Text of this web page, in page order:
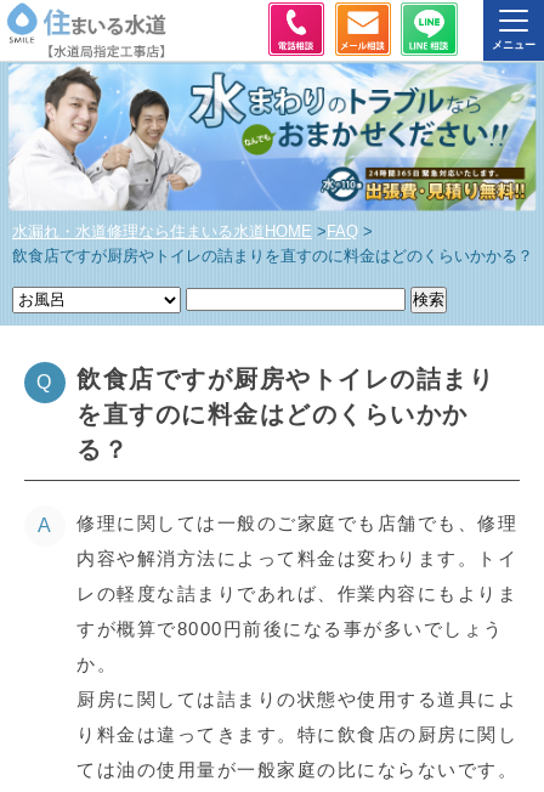
水漏れ・水道修理なら住まいる水道HOME > FAQ >
飲食店ですが厨房やトイレの詰まりを直すのに料金はどのくらいかかる？
Q
飲食店ですが厨房やトイレの詰まり
を直すのに料金はどのくらいかか
る？
A
修理に関しては一般のご家庭でも店舗でも、修理
内容や解消方法によって料金は変わります。トイ
レの軽度な詰まりであれば、作業内容にもよりま
すが概算で8000円前後になる事が多いでしょう
か。
厨房に関しては詰まりの状態や使用する道具によ
り料金は違ってきます。特に飲食店の厨房に関し
ては油の使用量が一般家庭の比にならないです。